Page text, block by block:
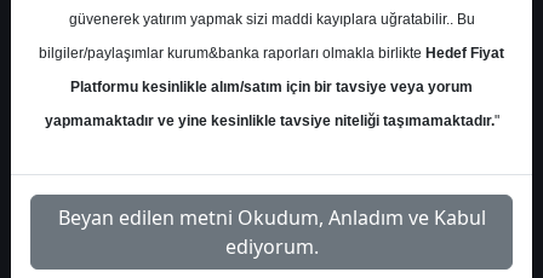
12
2 7
Get.
3
güvenerek yatırım yapmak sizi maddi kayıplara uğratabilir.. Bu
bilgiler/paylaşımlar kurum&banka raporları olmakla birlikte Hedef Fiyat
Platformu kesinlikle alım/satım için bir tavsiye veya yorum
yapmamaktadır ve yine kesinlikle tavsiye niteliği taşımamaktadır."
Beyan edilen metni Okudum, Anladım ve Kabul
ediyorum.